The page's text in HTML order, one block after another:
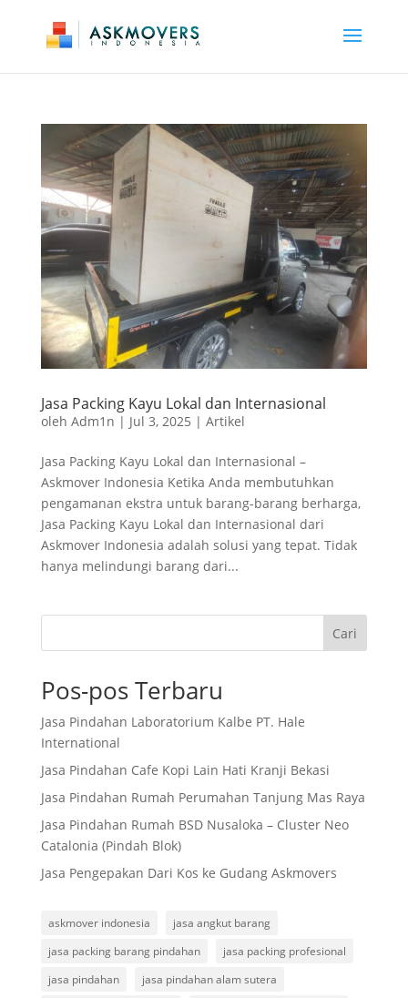
Jasa Packing Kayu Lokal dan Internasional
oleh Adm1n | Jul 3, 2025 | Artikel
Jasa Packing Kayu Lokal dan Internasional –
Askmover Indonesia Ketika Anda membutuhkan
pengamanan ekstra untuk barang-barang berharga,
Jasa Packing Kayu Lokal dan Internasional dari
Askmover Indonesia adalah solusi yang tepat. Tidak
hanya melindungi barang dari...
Cari
Pos-pos Terbaru
Jasa Pindahan Laboratorium Kalbe PT. Hale
International
Jasa Pindahan Cafe Kopi Lain Hati Kranji Bekasi
Jasa Pindahan Rumah Perumahan Tanjung Mas Raya
Jasa Pindahan Rumah BSD Nusaloka – Cluster Neo
Catalonia (Pindah Blok)
Jasa Pengepakan Dari Kos ke Gudang Askmovers
askmover indonesia
jasa angkut barang
jasa packing barang pindahan
jasa packing profesional
jasa pindahan
jasa pindahan alam sutera